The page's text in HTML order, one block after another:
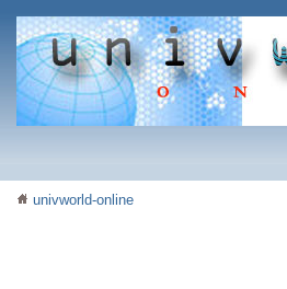
univworld-online